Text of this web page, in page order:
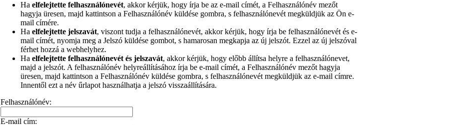
Ha elfelejtette felhasználónevét, akkor kérjük, hogy írja be az e-mail címét, a Felhasználónév mezőt
hagyja üresen, majd kattintson a Felhasználónév küldése gombra, s felhasználónevét megküldjük az Ön e-
mail címére.
Ha elfelejtette jelszavát, viszont tudja a felhasználónevét, akkor kérjük, hogy írja be felhasználónevét és e-
mail címét, nyomja meg a Jelszó küldése gombot, s hamarosan megkapja az új jelszót. Ezzel az új jelszóval
férhet hozzá a webhelyhez.
Ha elfelejtette felhasználónevét és jelszavát, akkor kérjük, hogy előbb állítsa helyre a felhasználónevet,
majd a jelszót. A felhasználónév helyreállításához írja be e-mail címét, a Felhasználónév mezőt hagyja
üresen, majd kattintson a Felhasználónév küldése gombra, s felhasználónevét megküldjük az e-mail címre.
Innentől ezt a név űrlapot használhatja a jelszó visszaállítására.
Felhasználónév:
E-mail cím: